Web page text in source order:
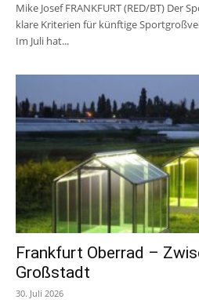
Mike Josef FRANKFURT (RED/BT) Der
klare Kriterien für künftige
Im Juli hat...
Frankfurt Oberrad –
Großstadt
30. Juli 2026